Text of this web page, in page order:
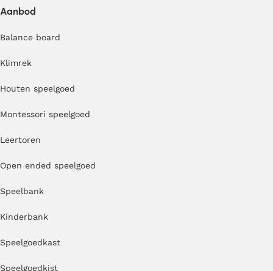
Aanbod
Balance board
Klimrek
Houten speelgoed
Montessori speelgoed
Leertoren
Open ended speelgoed
Speelbank
Kinderbank
Speelgoedkast
Speelgoedkist